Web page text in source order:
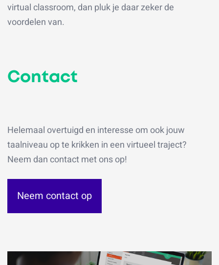
virtual classroom, dan pluk je daar zeker de
voordelen van.
Contact
Helemaal overtuigd en interesse om ook jouw
taalniveau op te krikken in een virtueel traject?
Neem dan contact met ons op!
Neem contact op